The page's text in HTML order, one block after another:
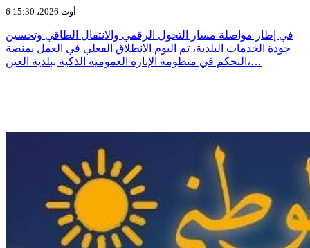
6 أوت 2026، 15:30
في إطار مواصلة مسار التحول الرقمي والانتقال الطاقي وتحسين
جودة الخدمات البلدية، تم اليوم الانطلاق الفعلي في العمل بمنصة
التحكم في منظومة الإنارة العمومية الذكية ببلدية العين،…